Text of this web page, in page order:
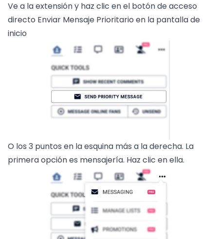
Ve a la extensión y haz clic en el botón de acceso
directo Enviar Mensaje Prioritario en la pantalla de
inicio
O los 3 puntos en la esquina más a la derecha. La
primera opción es mensajería. Haz clic en ella.